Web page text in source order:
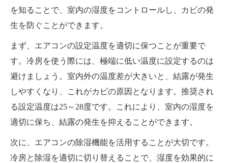
を知ることで、室内の湿度をコントロールし、カビの発
生を防ぐことができます。
まず、エアコンの設定温度を適切に保つことが重要で
す。冷房を使う際には、極端に低い温度に設定するのは
避けましょう。室内外の温度差が大きいと、結露が発生
しやすくなり、これがカビの原因となります。推奨され
る設定温度は25～28度です。これにより、室内の湿度を
適切に保ち、結露の発生を抑えることができます。
次に、エアコンの除湿機能を活用することが大切です。
冷房と除湿を適切に切り替えることで、湿度を効果的に